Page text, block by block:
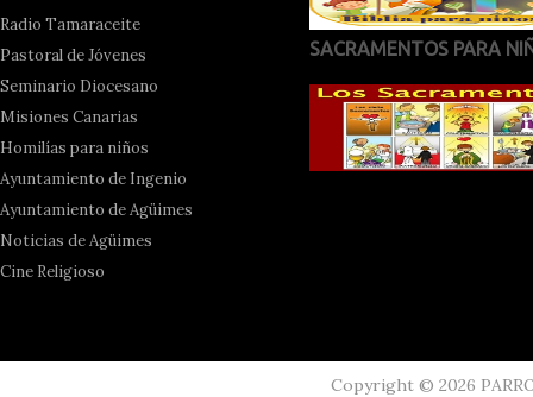
Radio Tamaraceite
Pastoral de Jóvenes
Seminario Diocesano
Misiones Canarias
Homilías para niños
Ayuntamiento de Ingenio
Ayuntamiento de Agüimes
Noticias de Agüimes
Cine Religioso
SACRAMENTOS PARA
Copyright ©2026